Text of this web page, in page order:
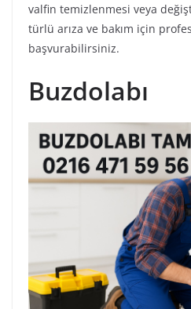
valfin temizlenmesi veya
türlü arıza ve bakım için
başvurabilirsiniz.
Buzdolabı